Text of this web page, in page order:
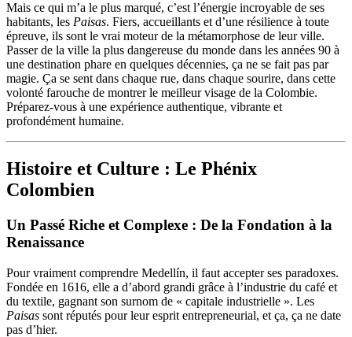
Mais ce qui m’a le plus marqué, c’est l’énergie incroyable de ses
habitants, les Paisas. Fiers, accueillants et d’une résilience à toute
épreuve, ils sont le vrai moteur de la métamorphose de leur ville.
Passer de la ville la plus dangereuse du monde dans les années 90 à
une destination phare en quelques décennies, ça ne se fait pas par
magie. Ça se sent dans chaque rue, dans chaque sourire, dans cette
volonté farouche de montrer le meilleur visage de la Colombie.
Préparez-vous à une expérience authentique, vibrante et
profondément humaine.
Histoire et Culture : Le Phénix
Colombien
Un Passé Riche et Complexe : De la Fondation à la
Renaissance
Pour vraiment comprendre Medellín, il faut accepter ses paradoxes.
Fondée en 1616, elle a d’abord grandi grâce à l’industrie du café et
du textile, gagnant son surnom de « capitale industrielle ». Les
Paisas sont réputés pour leur esprit entrepreneurial, et ça, ça ne date
pas d’hier.